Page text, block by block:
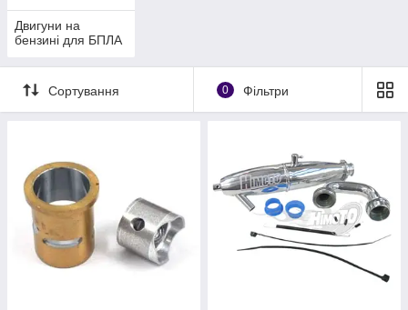
Двигуни на
бензині для БПЛА
Сортування 0 Фільтри